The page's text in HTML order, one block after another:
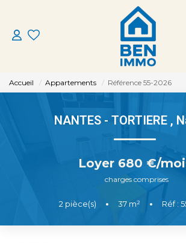
ACHETER
LOUER
MON AGENCE
CONTACT
Accueil Appartements Référence 55-2026
NANTES - TORTIERE ,
Loyer 680 €/
charges comprises
2 pièce(s) • 37 m² • Réf :